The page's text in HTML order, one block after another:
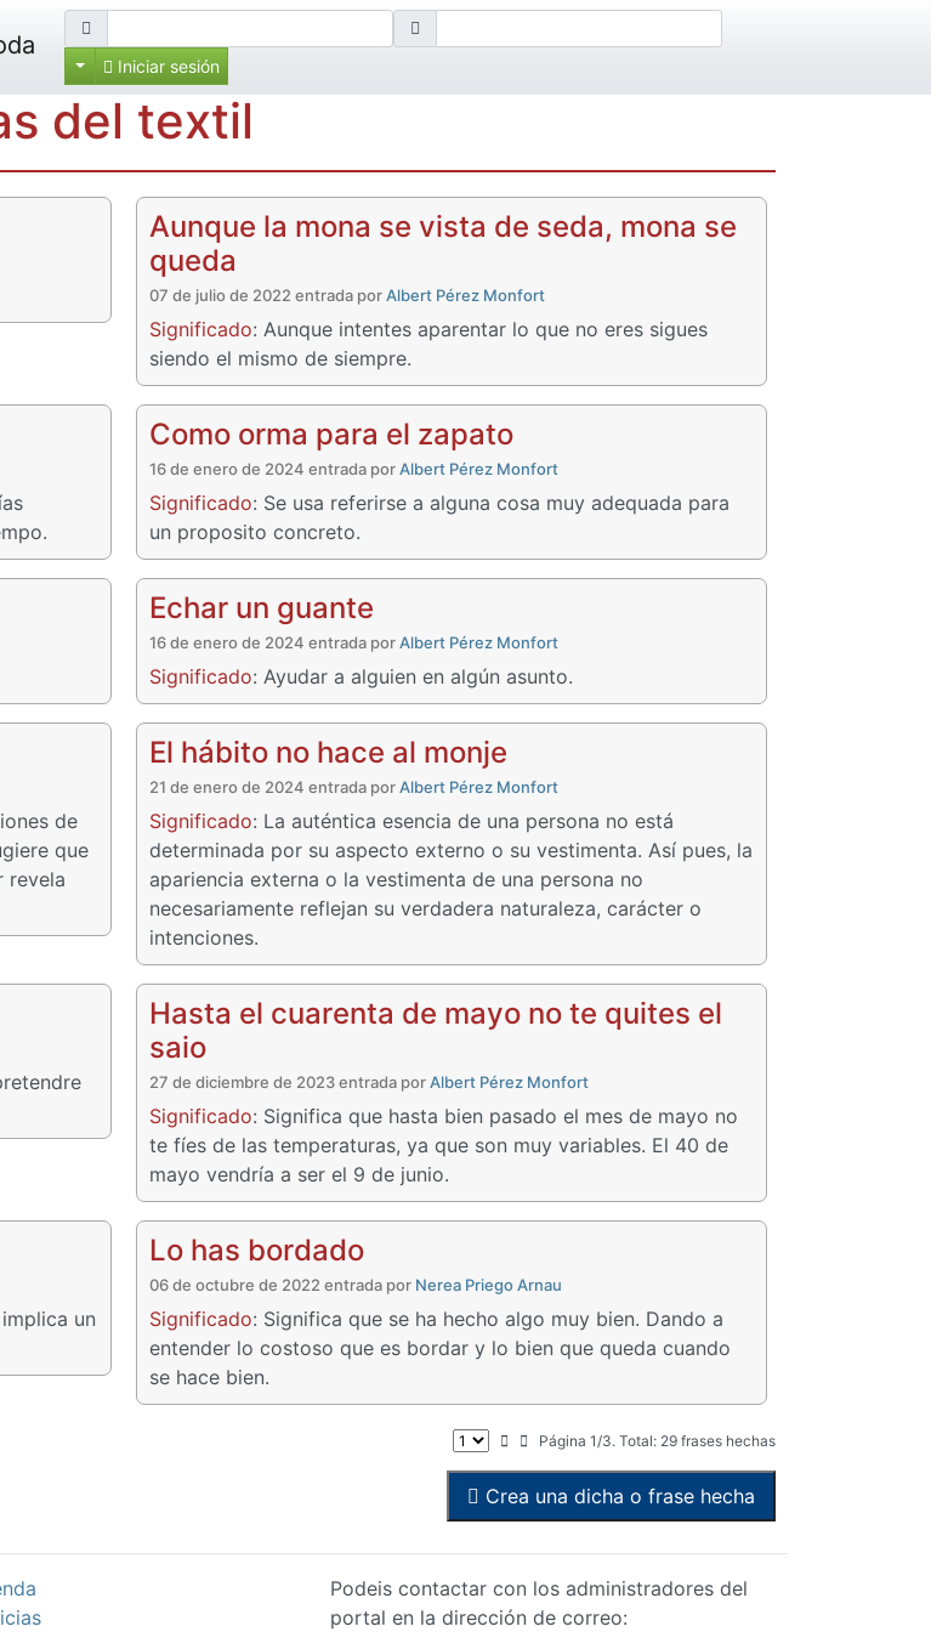
Iniciar sesión
Sobre Texwiki
del textil
Aunque la mona se vista de seda, mona se
queda
07 de julio de 2022 entrada porAlbert Pérez Monfort
Significado: Aunque intentes aparentar lo que no eres sigues
siendo el mismo de siempre.
Como orma para el zapato
16 de enero de 2024 entrada porAlbert Pérez Monfort
Significado: Se usa referirse a alguna cosa muy adequada para
un proposito concreto.
Echar un guante
16 de enero de 2024 entrada porAlbert Pérez Monfort
Significado: Ayudar a alguien en algún asunto.
de
que
revela
El hábito no hace al monje
21 de enero de 2024 entrada porAlbert Pérez Monfort
Significado: La auténtica esencia de una persona no está
determinada por su aspecto externo o su vestimenta. Así pues, la
apariencia externa o la vestimenta de una persona no
necesariamente reflejan su verdadera naturaleza, carácter o
intenciones.
Hasta el cuarenta de mayo no te quites el
saio
27 de diciembre de 2023 entrada porAlbert Pérez Monfort
Significado: Significa que hasta bien pasado el mes de mayo no
te fíes de las temperaturas, ya que son muy variables. El 40 de
mayo vendría a ser el 9 de junio.
un
Lo has bordado
06 de octubre de 2022 entrada por Nerea Priego Arnau
Significado: Significa que se ha hecho algo muy bien. Dando a
entender lo costoso que es bordar y lo bien que queda cuando
se hace bien.
Página 1/3. Total: 29 frases hechas
Crea una dicha o frase hecha
Podeis contactar con los administradores del
portal en la dirección de correo: